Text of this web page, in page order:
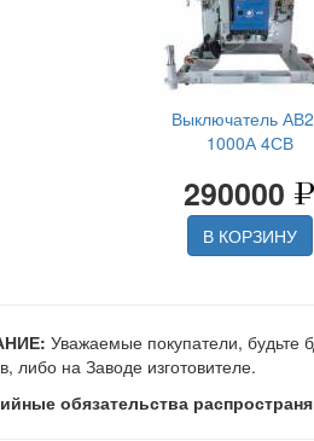
Выключатель
1000А 4СВ
290000
В КОРЗИНУ
Уважаемые покупатели, будьте
либо на Заводе изготовителе.
обязательства